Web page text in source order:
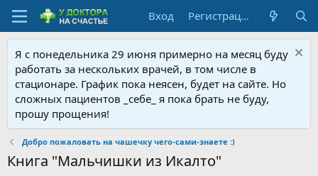
Вход Регистрация
Я с понедельника 29 июня примерно на месяц буду
работать за нескольких врачей, в том числе в
стационаре. График пока неясен, будет на сайте. Но
сложных пациентов _себе_ я пока брать не буду,
прошу прощения!
Добро пожаловать на чашечку чего-сами-знаете :)
Книга "Мальчишки из Икалто"